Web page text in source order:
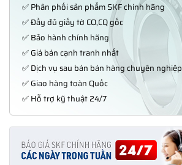
✅ Phân phối sản phẩm SKF chính hãng
✅ Đầy đủ giấy tờ CO,CQ gốc
✅ Bảo hành chính hãng
✅ Giá bán cạnh tranh nhất
✅ Dịch vụ sau bán bán hàng chuyên nghiệp
✅ Giao hàng toàn Quốc
✅ Hỗ trợ kỹ thuật 24/7